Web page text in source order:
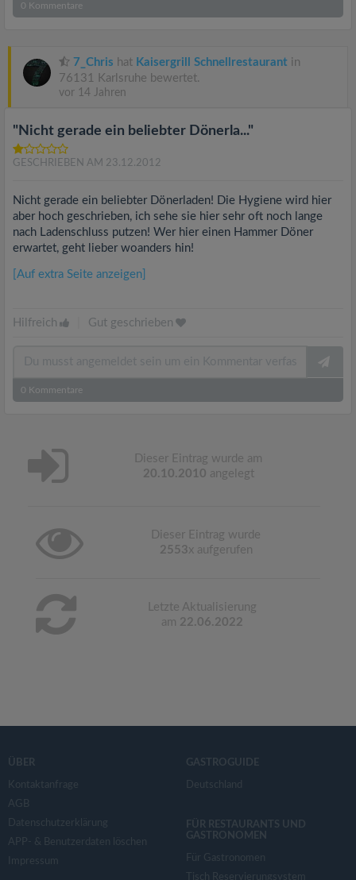
0 Kommentare
7_Chris hat Kaisergrill Schnellrestaurant in
76131 Karlsruhe bewertet.
vor 14 Jahren
"Nicht gerade ein beliebter Dönerla..."
GESCHRIEBEN AM 23.12.2012
Nicht gerade ein beliebter Dönerladen! Die Hygiene wird hier
aber hoch geschrieben, ich sehe sie hier sehr oft noch lange
nach Ladenschluss putzen! Wer hier einen Hammer Döner
erwartet, geht lieber woanders hin!
[Auf extra Seite anzeigen]
Hilfreich Gut geschrieben
0 Kommentare
Dieser Eintrag wurde am
20.10.2010 angelegt
Dieser Eintrag wurde
2553x aufgerufen
Letzte Aktualisierung
am 22.06.2022
ÜBER
Kontaktanfrage
AGB
Datenschutzerklärung
APP- & Benutzerdaten löschen
Impressum
GASTROGUIDE
Deutschland
FÜR RESTAURANTS UND
GASTRONOMEN
Für Gastronomen
Tisch Reservierungsystem